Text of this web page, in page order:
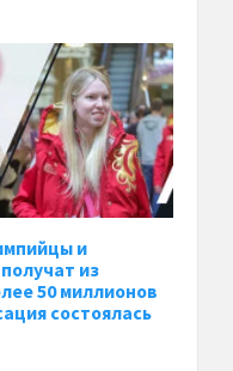
и
из
50 миллионов
состоялась